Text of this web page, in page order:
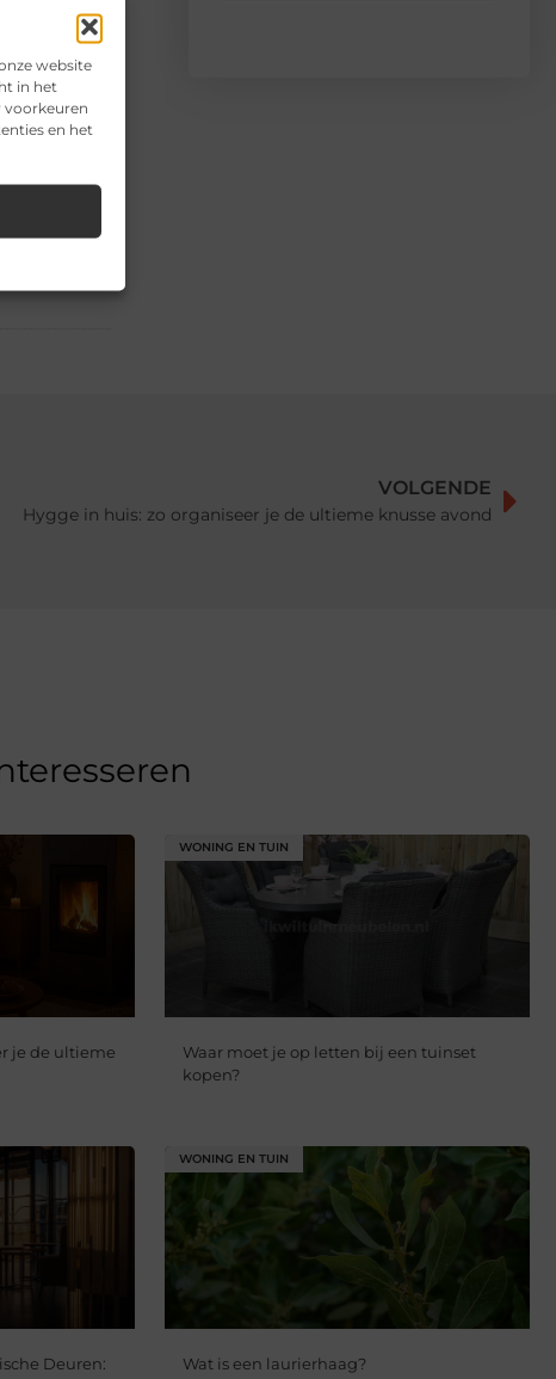
website
in het
voorkeuren
en het
▼
VOLGENDE
Hygge in huis: zo organiseer je de ultieme knusse avond
je de ultieme
WONING EN TUIN
Waar moet je op letten bij een tuinset
kopen?
Deuren:
WONING EN TUIN
Wat is een laurierhaag?